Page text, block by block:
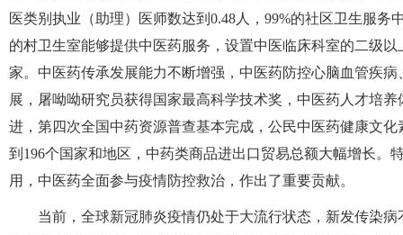
医类别执业（助理）医师数达到0.48人，99%的社区卫生服务
的村卫生室能够提供中医药服务，设置中医临床科室的二级
家。中医药传承发展能力不断增强，中医药防控心脑血管疾
展，屠呦呦研究员获得国家最高科学技术奖，中医药人才培
进，第四次全国中药资源普查基本完成，公民中医药健康文
到196个国家和地区，中药类商品进出口贸易总额大幅增长
用，中医药全面参与疫情防控救治，作出了重要贡献。
当前，全球新冠肺炎疫情仍处于大流行状态，新发传染